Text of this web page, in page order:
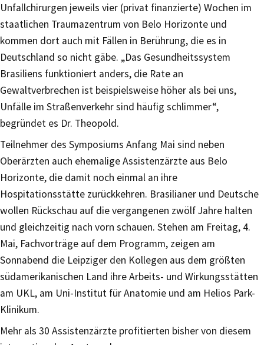
Unfallchirurgen jeweils vier (privat finanzierte) Wochen im
staatlichen Traumazentrum von Belo Horizonte und
kommen dort auch mit Fällen in Berührung, die es in
Deutschland so nicht gäbe. „Das Gesundheitssystem
Brasiliens funktioniert anders, die Rate an
Gewaltverbrechen ist beispielsweise höher als bei uns,
Unfälle im Straßenverkehr sind häufig schlimmer“,
begründet es Dr. Theopold.
Teilnehmer des Symposiums Anfang Mai sind neben
Oberärzten auch ehemalige Assistenzärzte aus Belo
Horizonte, die damit noch einmal an ihre
Hospitationsstätte zurückkehren. Brasilianer und Deutsche
wollen Rückschau auf die vergangenen zwölf Jahre halten
und gleichzeitig nach vorn schauen. Stehen am Freitag, 4.
Mai, Fachvorträge auf dem Programm, zeigen am
Sonnabend die Leipziger den Kollegen aus dem größten
südamerikanischen Land ihre Arbeits- und Wirkungsstätten
am UKL, am Uni-Institut für Anatomie und am Helios Park-
Klinikum.
Mehr als 30 Assistenzärzte profitierten bisher von diesem